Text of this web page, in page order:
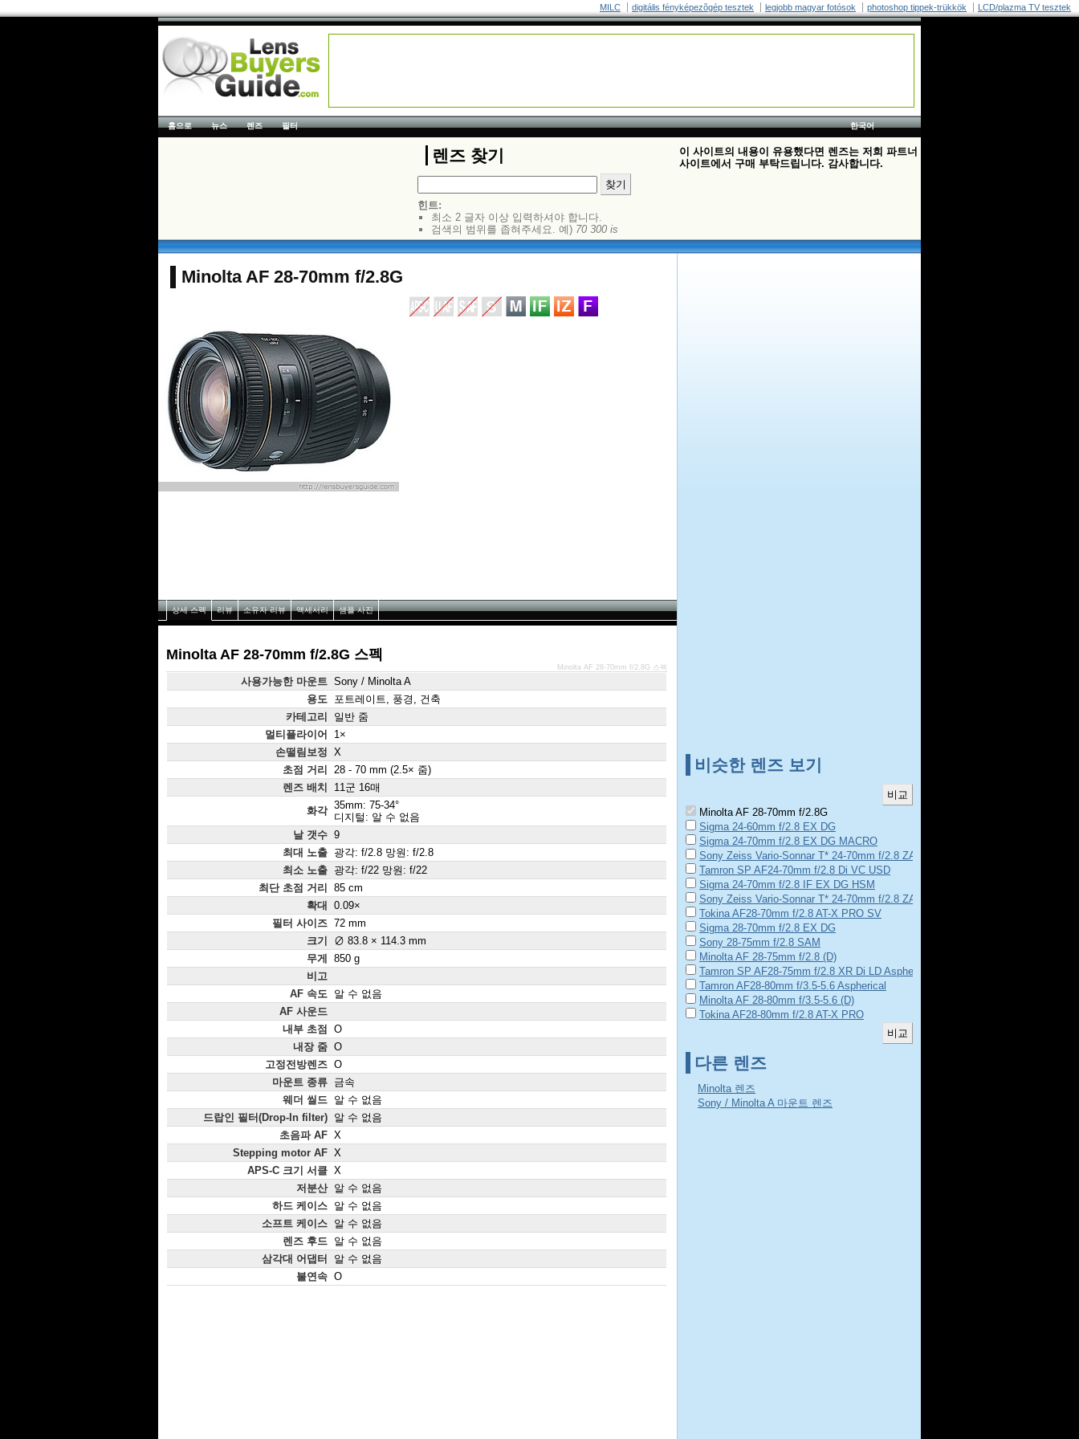
MILC digitális fényképezõgép tesztek legjobb magyar fotósok photoshop tippek-trükkök LCD/plazma TV tesztek
한국어
홈으로 뉴스 렌즈 필터
렌즈 찾기
힌트:
최소 2 글자 이상 입력하셔야 합니다.
검색의 범위를 좁혀주세요. 예) 70 300 is
이 사이트의 내용이 유용했다면 렌즈는 저희 파트너
사이트에서 구매 부탁드립니다. 감사합니다.
Minolta AF 28-70mm f/2.8G
상세 스펙 리뷰 소유자 리뷰 액세서리 샘플 사진
Minolta AF 28-70mm f/2.8G 스펙
사용가능한 마운트 Sony / Minolta A
용도 포트레이트, 풍경, 건축
카테고리
일반 줌
멀티플라이어
1×
손떨림보정 X
초점 거리
28 - 70 mm (2.5× 줌)
렌즈 배치
11군 16매
화각 35mm: 75-34°
디지털: 알 수 없음
날 갯수 9
최대 노출 광각: f/2.8 망원: f/2.8
최소 노출 광각: f/22 망원: f/22
최단 초점 거리
85 cm
확대
0.09×
필터 사이즈 72 mm
크기
∅ 83.8 × 114.3 mm
무게
850 g
비고
AF 속도 알 수 없음
AF 사운드
내부 초점
O
내장 줌 O
고정전방렌즈 O
마운트 종류 금속
웨더 씰드 알 수 없음
드랍인 필터(Drop-In filter) 알 수 없음
초음파 AF X
Stepping motor AF X
APS-C 크기 서클 X
저분산 알 수 없음
하드 케이스 알 수 없음
소프트 케이스 알 수 없음
렌즈 후드 알 수 없음
삼각대 어댑터
알 수 없음
불연속 O
Minolta AF 28-70mm f/2.8G 스펙
비슷한 렌즈 보기
Minolta AF 28-70mm f/2.8G
Sigma 24-60mm f/2.8 EX DG
Sigma 24-70mm f/2.8 EX DG MACRO
Sony Zeiss Vario-Sonnar T* 24-70mm f/2.8 ZA SSM
Tamron SP AF24-70mm f/2.8 Di VC USD
Sigma 24-70mm f/2.8 IF EX DG HSM
Sony Zeiss Vario-Sonnar T* 24-70mm f/2.8 ZA SSM II
Tokina AF28-70mm f/2.8 AT-X PRO SV
Sigma 28-70mm f/2.8 EX DG
Sony 28-75mm f/2.8 SAM
Minolta AF 28-75mm f/2.8 (D)
Tamron SP AF28-75mm f/2.8 XR Di LD Aspherical
Tamron AF28-80mm f/3.5-5.6 Aspherical
Minolta AF 28-80mm f/3.5-5.6 (D)
Tokina AF28-80mm f/2.8 AT-X PRO
다른 렌즈
Minolta 렌즈
Sony / Minolta A 마운트 렌즈